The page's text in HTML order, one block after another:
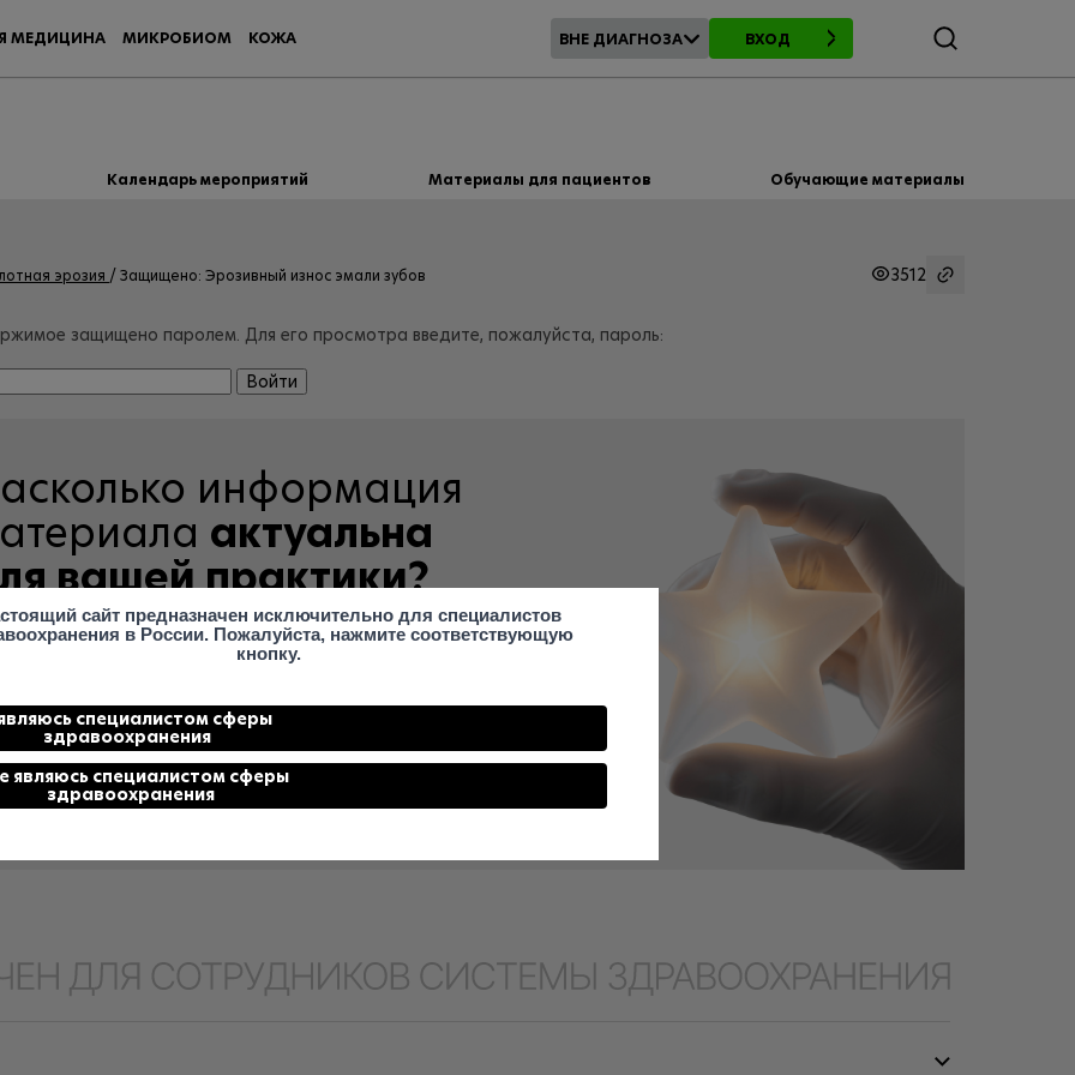
МЕДИЦИНА МИКРОБИОМ КОЖА ВНЕ ДИАГНОЗА ВХОД
Календарь мероприятий Материалы для пациентов Обучающие материалы
эрозия Защищено: Эрозивный износ эмали зубов 3512
защищено паролем. Для его просмотра введите, пожалуйста, пароль:
информация
актуальна
вашей практики?
ответы анонимны и используются только для улучшения качества контента.
сайт предназначен исключительно для специалистов
в России. Пожалуйста, нажмите соответствующую
кнопку.
специалистом сферы
здравоохранения
являюсь специалистом сферы
здравоохранения